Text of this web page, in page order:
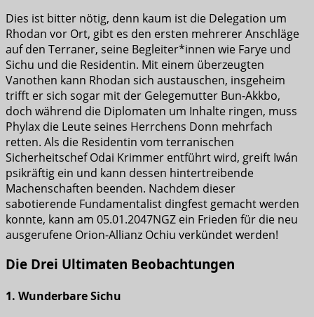
Dies ist bitter nötig, denn kaum ist die Delegation um
Rhodan vor Ort, gibt es den ersten mehrerer Anschläge
auf den Terraner, seine Begleiter*innen wie Farye und
Sichu und die Residentin. Mit einem überzeugten
Vanothen kann Rhodan sich austauschen, insgeheim
trifft er sich sogar mit der Gelegemutter Bun-Akkbo,
doch während die Diplomaten um Inhalte ringen, muss
Phylax die Leute seines Herrchens Donn mehrfach
retten. Als die Residentin vom terranischen
Sicherheitschef Odai Krimmer entführt wird, greift Iwán
psikräftig ein und kann dessen hintertreibende
Machenschaften beenden. Nachdem dieser
sabotierende Fundamentalist dingfest gemacht werden
konnte, kann am 05.01.2047NGZ ein Frieden für die neu
ausgerufene Orion-Allianz Ochiu verkündet werden!
Die Drei Ultimaten Beobachtungen
1. Wunderbare Sichu